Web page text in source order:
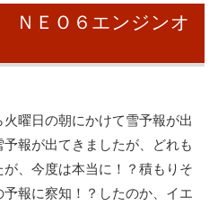
ＮＥＯ６エンジンオ
曜日の朝にかけて雪予報が出
報が出てきましたが、どれも
、今度は本当に！？積もりそ
報に察知！？したのか、イエ